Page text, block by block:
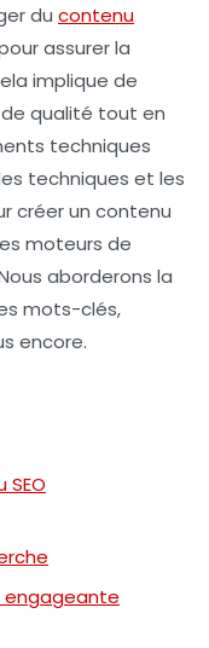
du contenu
assurer la
implique de
qualité tout en
techniques
techniques et les
créer un contenu
moteurs de
aborderons la
mots-clés,
encore.
engageante